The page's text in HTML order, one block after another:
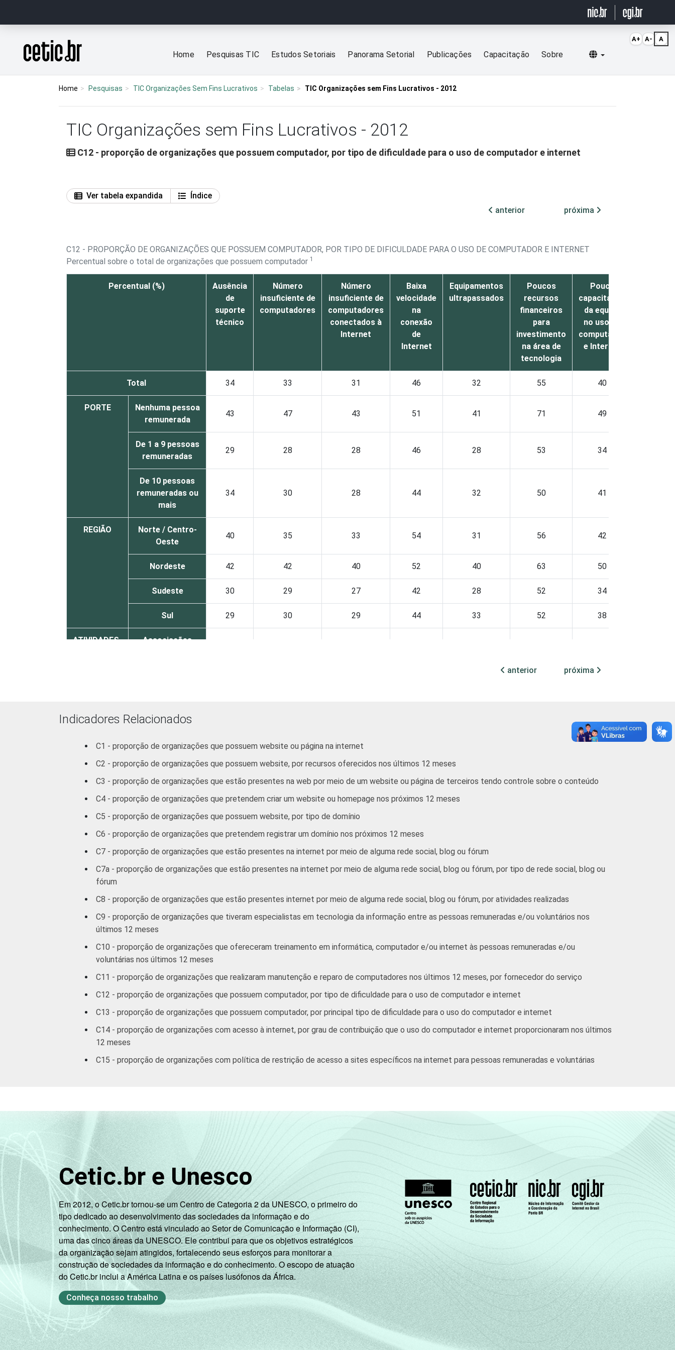
Página inicial
Home Pesquisas TIC Estudos Setoriais Panorama Setorial Publicações Capacitação Sobre Selecionar idioma
Home Pesquisas TIC Organizações Sem Fins Lucrativos Tabelas TIC Organizações sem Fins Lucrativos - 2012
TIC Organizações sem Fins Lucrativos - 2012
C12 - proporção de organizações que possuem computador, por tipo de dificuldade para o uso de computador e internet
Ver tabela expandida
Índice
anterior
próxima
C12 - PROPORÇÃO DE ORGANIZAÇÕES QUE POSSUEM COMPUTADOR, POR TIPO DE DIFICULDADE PARA O USO DE COMPUTADOR E INTERNET
Percentual sobre o total de organizações que possuem computador 1
Percentual (%)
Ausência
de
suporte
técnico
Número
insuficiente de
computadores
Número
insuficiente de
computadores
conectados à
Internet
Baixa
velocidade
na
conexão
de
Internet
Equipamentos
ultrapassados
Poucos
recursos
financeiros
para
investimento
na área de
tecnologia
Pouca
capacitação
da equipe
no uso de
computador
e Internet
Total 34 33 31 46 32 55 40
PORTE
Nenhuma pessoa
remunerada
43 47 43 51 41 71 49
De 1 a 9 pessoas
remuneradas
29 28 28 46 28 53 34
De 10 pessoas
remuneradas ou
mais
34 30 28 44 32 50 41
REGIÃO
Norte / Centro-
Oeste
40 35 33 54 31 56 42
Nordeste 42 42 40 52 40 63 50
Sudeste 30 29 27 42 28 52 34
Sul 29 30 29 44 33 52 38
ATIVIDADES-
Associações
e cultura
e defesa de
direitos
38 37 36
Religião 24 26 26 39 27 50 36
Outros 36
1
Base: 2.288 organizações sem fins lucrativos que possuem computador. Cada item apresentado se refere apenas aos resultados da alternativa
"sim". Dados coletados entre outubro de 2012 e março de 2013. Respostas estimuladas e rodiziadas.
anterior próxima
Indicadores Relacionados
C1 - proporção de organizações que possuem website ou página na internet
C2 - proporção de organizações que possuem website, por recursos oferecidos nos últimos 12 meses
C3 - proporção de organizações que estão presentes na web por meio de um website ou página de terceiros tendo controle sobre o conteúdo
C4 - proporção de organizações que pretendem criar um website ou homepage nos próximos 12 meses
C5 - proporção de organizações que possuem website, por tipo de domínio
C6 - proporção de organizações que pretendem registrar um domínio nos próximos 12 meses
C7 - proporção de organizações que estão presentes na internet por meio de alguma rede social, blog ou fórum
C7a - proporção de organizações que estão presentes na internet por meio de alguma rede social, blog ou fórum, por tipo de rede social, blog ou
fórum
C8 - proporção de organizações que estão presentes internet por meio de alguma rede social, blog ou fórum, por atividades realizadas
C9 - proporção de organizações que tiveram especialistas em tecnologia da informação entre as pessoas remuneradas e/ou voluntários nos
últimos 12 meses
C10 - proporção de organizações que ofereceram treinamento em informática, computador e/ou internet às pessoas remuneradas e/ou
voluntárias nos últimos 12 meses
C11 - proporção de organizações que realizaram manutenção e reparo de computadores nos últimos 12 meses, por fornecedor do serviço
C12 - proporção de organizações que possuem computador, por tipo de dificuldade para o uso de computador e internet
C13 - proporção de organizações que possuem computador, por principal tipo de dificuldade para o uso do computador e internet
C14 - proporção de organizações com acesso à internet, por grau de contribuição que o uso do computador e internet proporcionaram nos últimos
12 meses
C15 - proporção de organizações com política de restrição de acesso a sites específicos na internet para pessoas remuneradas e voluntárias
Cetic.br e Unesco
Em 2012, o Cetic.br tornou-se um Centro de Categoria 2 da UNESCO, o primeiro do
tipo dedicado ao desenvolvimento das sociedades da informação e do
conhecimento. O Centro está vinculado ao Setor de Comunicação e Informação (CI),
uma das cinco áreas da UNESCO. Ele contribui para que os objetivos estratégicos
da organização sejam atingidos, fortalecendo seus esforços para monitorar a
construção de sociedades da informação e do conhecimento. O escopo de atuação
do Cetic.br inclui a América Latina e os países lusófonos da África.
Conheça nosso trabalho
A+ A- A